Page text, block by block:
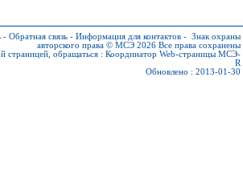
- Обратная связь - Информация для контактов - Знак охраны
авторского права © МСЭ 2026 Все права сохранены
страницей, обращаться : Координатор Web-страницы МСЭ-
R
Обновлено : 2013-01-30